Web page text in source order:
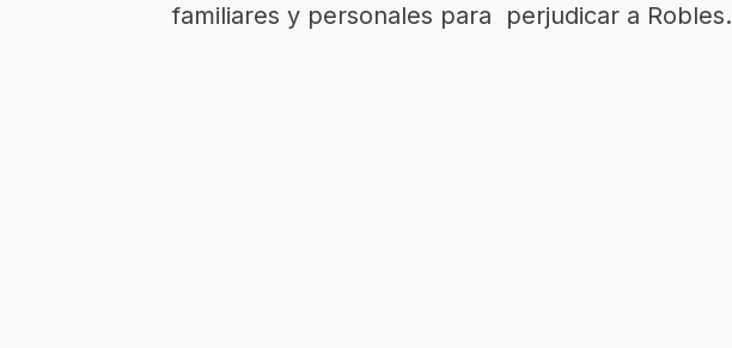
familiares y personales para perjudicar a Robles.